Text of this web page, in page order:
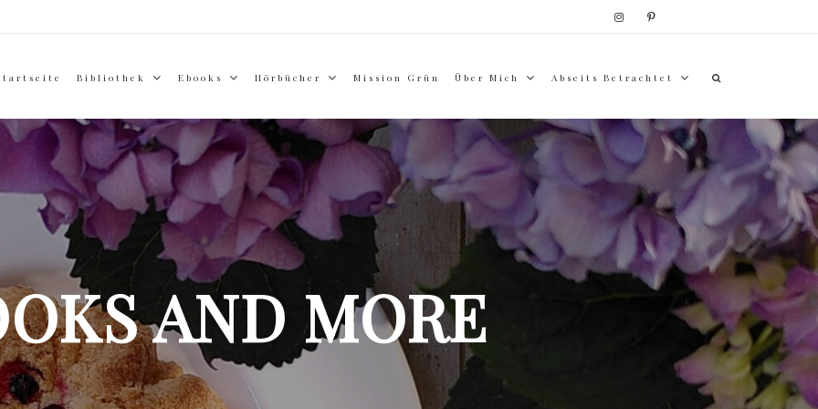
Bibliothek Ebooks Hörbücher Mission Grün Über Mich Abseits Betrachtet
AND MORE